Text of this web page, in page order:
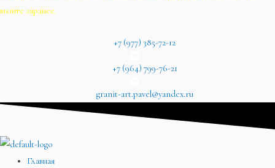
визите заранее.
+7 (977) 385-72-12
+7 (964) 799-76-21
granit-art.pavel@yandex.ru
Главная